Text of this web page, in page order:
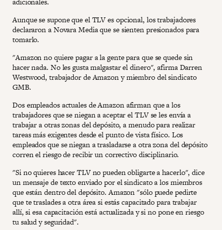
Aunque se supone que el TLV es opcional, los trabajadores
declararon a Novara Media que se sienten presionados para
tomarlo.
"Amazon no quiere pagar a la gente para que se quede sin
hacer nada. No les gusta malgastar el dinero", afirma Darren
Westwood, trabajador de Amazon y miembro del sindicato
GMB.
Dos empleados actuales de Amazon afirman que a los
trabajadores que se niegan a aceptar el TLV se les envía a
trabajar a otras zonas del depósito, a menudo para realizar
tareas más exigentes desde el punto de vista físico. Los
empleados que se niegan a trasladarse a otra zona del depósito
corren el riesgo de recibir un correctivo disciplinario.
"Si no quieres hacer TLV no pueden obligarte a hacerlo", dice
un mensaje de texto enviado por el sindicato a los miembros
que están dentro del depósito. Amazon "sólo puede pedirte
que te traslades a otra área si estás capacitado para trabajar
allí, si esa capacitación está actualizada y si no pone en riesgo
tu salud y seguridad".